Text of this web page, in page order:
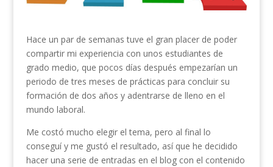
Hace un par de semanas tuve el gran placer de poder
compartir mi experiencia con unos estudiantes de
grado medio, que pocos días después empezarían un
periodo de tres meses de prácticas para concluir su
formación de dos años y adentrarse de lleno en el
mundo laboral.
Me costó mucho elegir el tema, pero al final lo
conseguí y me gustó el resultado, así que he decidido
hacer una serie de entradas en el blog con el contenido